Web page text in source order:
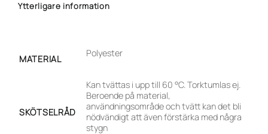
Ytterligare information
MATERIAL
Polyester
SKÖTSELRÅD
Kan tvättas i upp till 60 °C. Torktumlas ej.
Beroende på material,
användningsområde och tvätt kan det bli
nödvändigt att även förstärka med några
stygn